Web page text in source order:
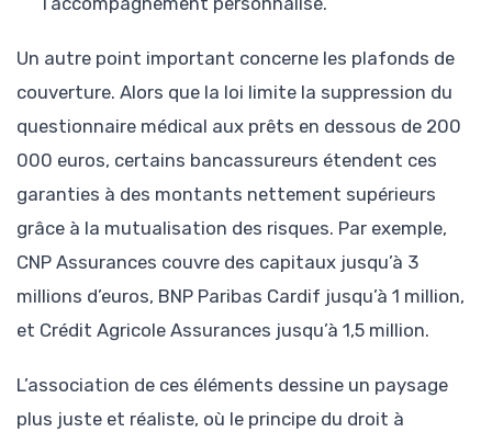
Un autre point important concerne les plafonds de
couverture. Alors que la loi limite la suppression du
questionnaire médical aux prêts en dessous de 200
000 euros, certains bancassureurs étendent ces
garanties à des montants nettement supérieurs
grâce à la mutualisation des risques. Par exemple,
CNP Assurances couvre des capitaux jusqu’à 3
millions d’euros, BNP Paribas Cardif jusqu’à 1 million,
et Crédit Agricole Assurances jusqu’à 1,5 million.
L’association de ces éléments dessine un paysage
plus juste et réaliste, où le principe du droit à